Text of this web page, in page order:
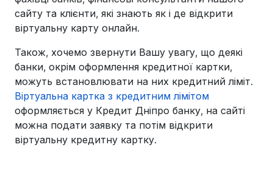
сайту та клієнти, які знають як і де відкрити
віртуальну карту онлайн.
Також, хочемо звернути Вашу увагу, що деякі
банки, окрім оформлення кредитної картки,
можуть встановлювати на них кредитний ліміт.
Віртуальна картка з кредитним лімітом
оформляється у Кредит Дніпро банку, на сайті
можна подати заявку та потім відкрити
віртуальну кредитну картку.